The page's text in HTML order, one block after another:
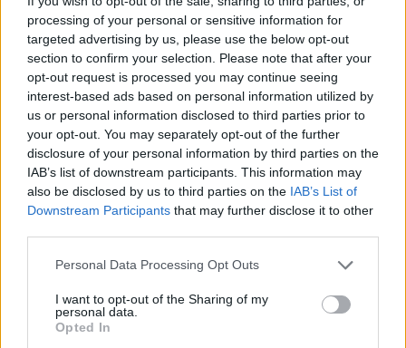
processing of your personal or sensitive information for
targeted advertising by us, please use the below opt-out
section to confirm your selection. Please note that after your
opt-out request is processed you may continue seeing
interest-based ads based on personal information utilized by
us or personal information disclosed to third parties prior to
your opt-out. You may separately opt-out of the further
disclosure of your personal information by third parties on the
IAB’s list of downstream participants. This information may
also be disclosed by us to third parties on the IAB’s List of
Downstream Participants that may further disclose it to other
Personal Data Processing Opt Outs
I want to opt-out of the Sharing of my
personal data.
Opted In
Dit verdient Dusan Tadic bij NEC: salaris en
contractdetails
Ajax dicht bij komst Arokodare: huurdeal met
koopoptie van 22 miljoen
Ajax helpt Burnley uit de brand met afgeknipte
sokken na blunder met tenues
appartement op Amsterdamse Zuidas
Ajax: 'Hier gaan fans van genieten'